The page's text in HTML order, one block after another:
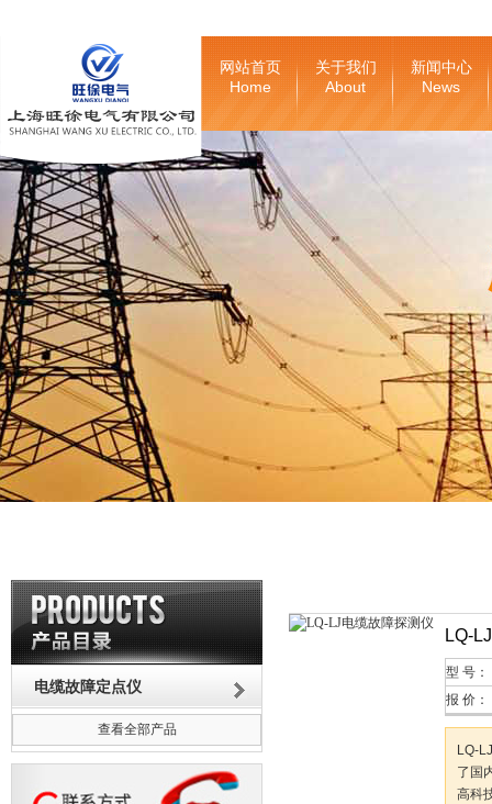
网站首页
Home
关于我们
About
新闻中心
News
电缆故障定点仪
查看全部产品
LQ-
型 号：
报 价：
LQ-
了国
高科